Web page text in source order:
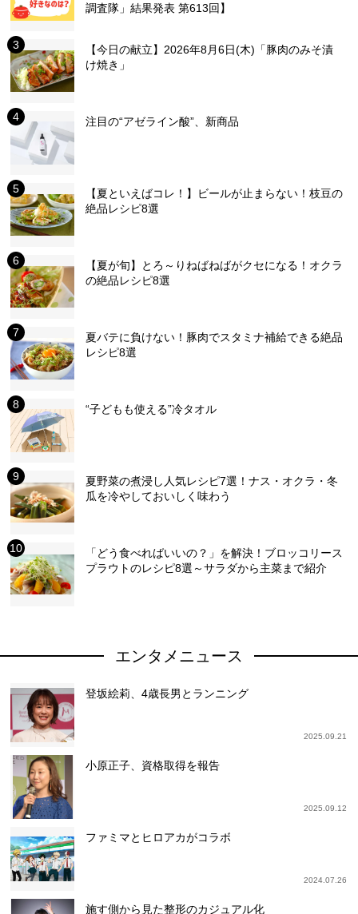
調査隊」結果発表 第613回】
【今日の献立】2026年8月6日(木)「豚肉のみそ漬
け焼き」
注目の“アゼライン酸”、新商品
【夏といえばコレ！】ビールが止まらない！枝豆の
絶品レシピ8選
【夏が旬】とろ～りねばねばがクセになる！オクラ
の絶品レシピ8選
夏バテに負けない！豚肉でスタミナ補給できる絶品
レシピ8選
“子どもも使える”冷タオル
夏野菜の煮浸し人気レシピ7選！ナス・オクラ・冬
瓜を冷やしておいしく味わう
「どう食べればいいの？」を解決！ブロッコリース
プラウトのレシピ8選～サラダから主菜まで紹介
エンタメニュース
登坂絵莉、4歳長男とランニング
2025.09.21
小原正子、資格取得を報告
2025.09.12
ファミマとヒロアカがコラボ
2024.07.26
施す側から見た整形のカジュアル化